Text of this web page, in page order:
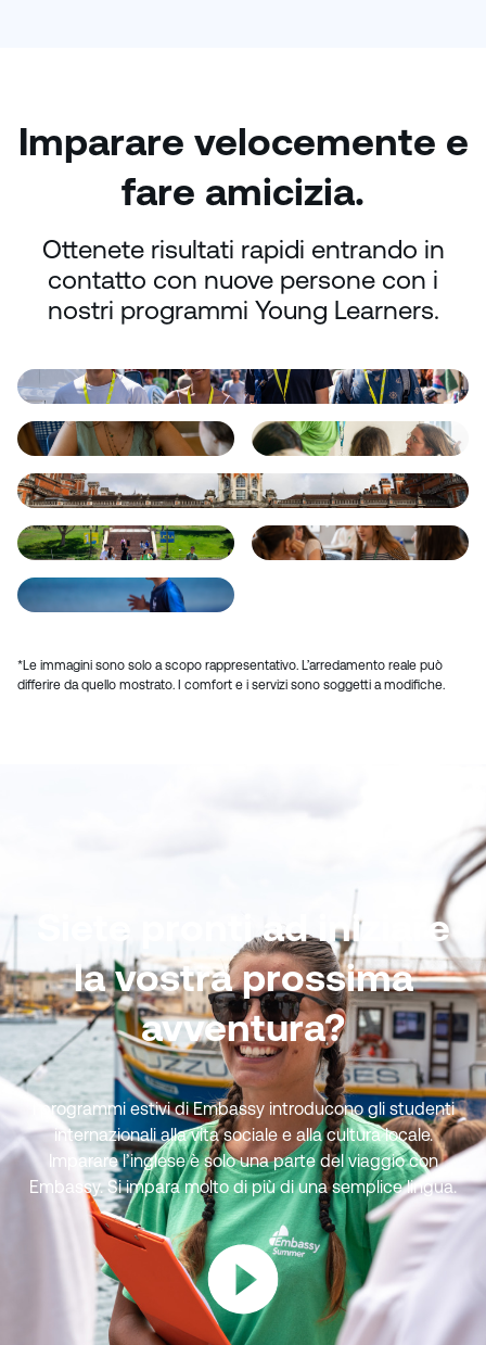
Imparare velocemente e
fare amicizia.
Ottenete risultati rapidi entrando in
contatto con nuove persone con i
nostri programmi Young Learners.
*Le immagini sono solo a scopo rappresentativo. L’arredamento reale può
differire da quello mostrato. I comfort e i servizi sono soggetti a modifiche.
Siete pronti ad iniziare
la vostra prossima
avventura?
I programmi estivi di Embassy introducono gli studenti
internazionali alla vita sociale e alla cultura locale.
Imparare l’inglese è solo una parte del viaggio con
Embassy. Si impara molto di più di una semplice lingua.